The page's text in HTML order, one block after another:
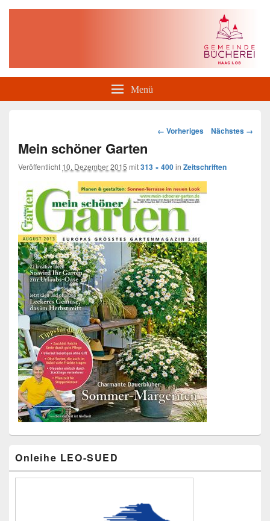
Gemeindebücherei Haag i. OB
Menü
Bilder-
← Vorheriges Nächstes →
Mein schöner Garten
Veröffentlicht 10. Dezember 2015 mit313 × 400in Zeitschriften
Seitenleisten-
Widgetbereich
Onleihe LEO-SUED